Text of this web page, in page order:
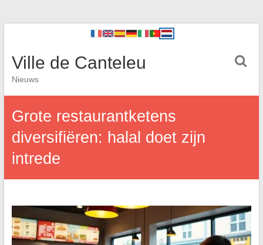
Ville de Canteleu
Nieuws
Grote restaurantketens
diversifiëren: halal doet zijn
intrede